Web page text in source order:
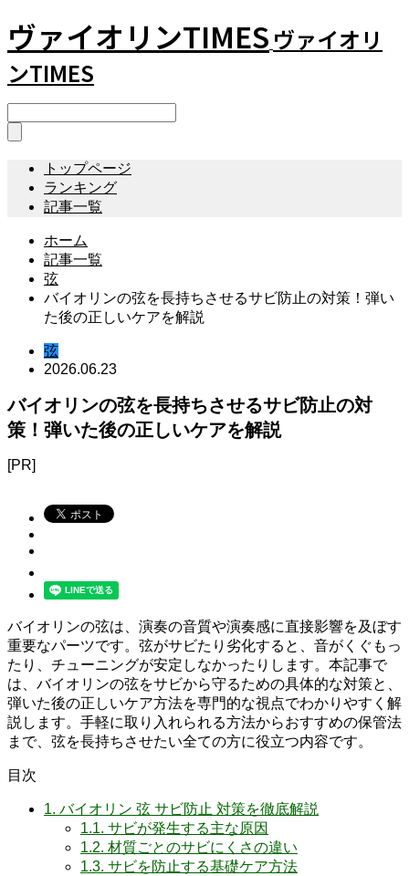
ヴァイオリンTIMES ヴァイオリ
ンTIMES
トップページ
ランキング
記事一覧
ホーム
記事一覧
弦
バイオリンの弦を長持ちさせるサビ防止の対策！弾い
た後の正しいケアを解説
弦
2026.06.23
バイオリンの弦を長持ちさせるサビ防止の対
策！弾いた後の正しいケアを解説
[PR]
バイオリンの弦は、演奏の音質や演奏感に直接影響を及ぼす
重要なパーツです。弦がサビたり劣化すると、音がくぐもっ
たり、チューニングが安定しなかったりします。本記事で
は、バイオリンの弦をサビから守るための具体的な対策と、
弾いた後の正しいケア方法を専門的な視点でわかりやすく解
説します。手軽に取り入れられる方法からおすすめの保管法
まで、弦を長持ちさせたい全ての方に役立つ内容です。
目次
1. バイオリン 弦 サビ防止 対策を徹底解説
1.1. サビが発生する主な原因
1.2. 材質ごとのサビにくさの違い
1.3. サビを防止する基礎ケア方法